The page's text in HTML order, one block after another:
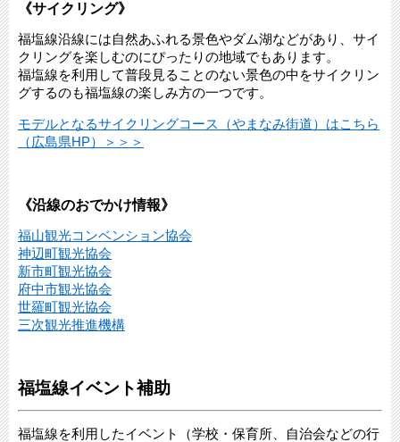
《サイクリング》
福塩線沿線には自然あふれる景色やダム湖などがあり、サイ
クリングを楽しむのにぴったりの地域でもあります。
福塩線を利用して普段見ることのない景色の中をサイクリン
グするのも福塩線の楽しみ方の一つです。
モデルとなるサイクリングコース（やまなみ街道）はこちら
（広島県HP）＞＞＞
《沿線のおでかけ情報》
福山観光コンベンション協会
神辺町観光協会
新市町観光協会
府中市観光協会
世羅町観光協会
三次観光推進機構
福塩線イベント補助
福塩線を利用したイベント（学校・保育所、自治会などの行